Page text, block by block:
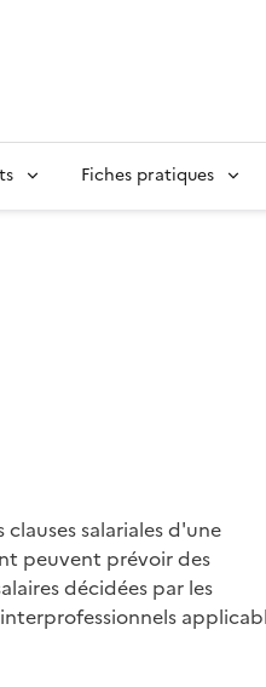
Fiches pratiques
clauses salariales d'une
peuvent prévoir des
décidées par les